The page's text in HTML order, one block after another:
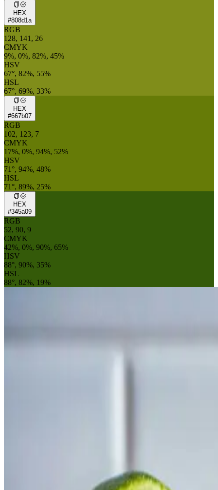
HEX
#808d1a
RGB
128, 141, 26
CMYK
9%, 0%, 82%, 45%
HSV
67°, 82%, 55%
HSL
67°, 69%, 33%
HEX
#667b07
RGB
102, 123, 7
CMYK
17%, 0%, 94%, 52%
HSV
71°, 94%, 48%
HSL
71°, 89%, 25%
HEX
#345a09
RGB
52, 90, 9
CMYK
42%, 0%, 90%, 65%
HSV
88°, 90%, 35%
HSL
88°, 82%, 19%